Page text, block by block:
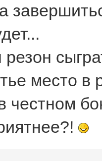
место в
честном